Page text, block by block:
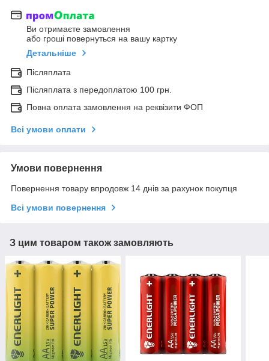
Ви отримаєте замовлення
або гроші повернуться на вашу картку
Детальніше
Післяплата
Післяплата з передоплатою 100 грн.
Повна оплата замовлення на реквізити ФОП
Всі умови оплати
Умови повернення
Повернення товару впродовж 14 днів за рахунок покупця
Всі умови повернення
З цим товаром також замовляють